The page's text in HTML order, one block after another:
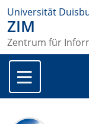
Universität
ZIM
Zentrum für